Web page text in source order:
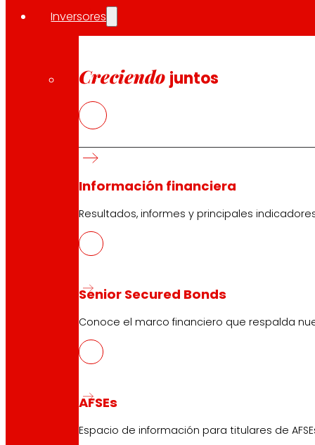
Inversores
Creciendo juntos
Información financiera
Resultados, informes y principales
Senior Secured Bonds
Conoce el marco financiero que respalda
AFSEs
Espacio de información para titulares de